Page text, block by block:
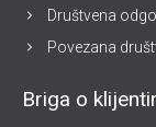
Društvena
Povezana
Briga o